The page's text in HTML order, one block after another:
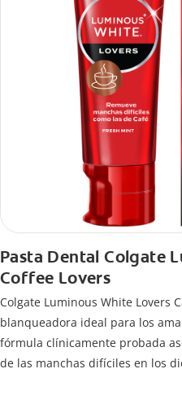
Pasta Dental Colgate
Coffee Lovers
Colgate Luminous White Lovers Café es
blanqueadora ideal para los
fórmula clínicamente probada
de las manchas difíciles en los